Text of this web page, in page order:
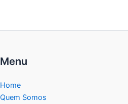
Menu
Home
Quem Somos